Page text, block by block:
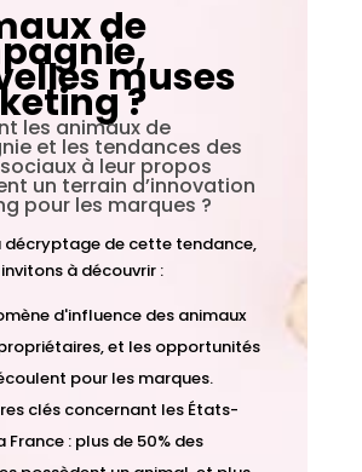
de
muses
?
les animaux de
et les tendances des
à leur propos
un terrain d’innovation
pour les marques ?
décryptage de cette tendance,
à découvrir :
d'influence des animaux
et les opportunités
pour les marques.
clés concernant les États-
France : plus de 50% des